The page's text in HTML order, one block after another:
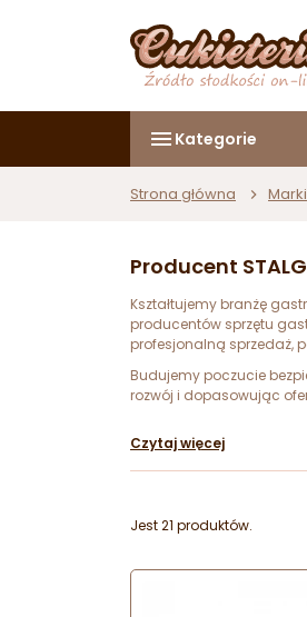
Kategorie
Strona główna Marki
Producent
Kształtujemy branżę
producentów sprzętu
profesjonalną sprzedaż,
Budujemy poczucie
rozwój i dopasowując
Czytaj więcej
Jest 21 produktów.